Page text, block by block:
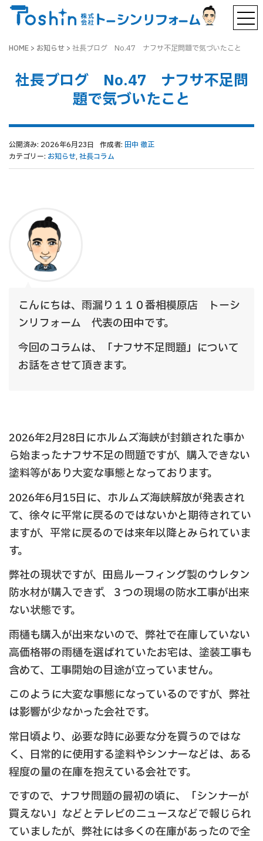
HOME > お知らせ > 社長ブログ No.47 ナフサ不足問題で気づいたこと
社長ブログ No.47 ナフサ不足問
題で気づいたこと
公開済み: 2026年6月23日 作成者: 田中 徹正
カテゴリー: お知らせ, 社長コラム
こんにちは、雨漏り１１０番相模原店 トーシ
ンリフォーム 代表の田中です。
今回のコラムは、「ナフサ不足問題」について
お話をさせて頂きます。
2026年2月28日にホルムズ海峡が封鎖された事か
ら始まったナフサ不足の問題ですが、購入できない
塗料等があり大変な事態となっております。
2026年6月15日に、ホルムズ海峡解放が発表され
て、徐々に平常に戻るのではないかと期待されてい
ますが、平常に戻るのでは来年以降とみられていま
す。
弊社の現状ですが、田島ルーフィング製のウレタン
防水材が購入できず、３つの現場の防水工事が出来
ない状態です。
雨樋も購入が出来ないので、弊社で在庫していない
高価格帯の雨樋を選ばれていたお宅は、塗装工事も
含めて、工事開始の目途が立っていません。
このように大変な事態になっているのですが、弊社
は影響が少なかった会社です。
常日頃より、必要な時に必要な分を買うのではな
く、日常的に使用する塗料やシンナーなどは、ある
程度の量の在庫を抱えている会社です。
ですので、ナフサ問題の最初の頃に、「シンナーが
買えない」などとテレビのニュースなどで報じられ
ていましたが、弊社には多くの在庫があったので全